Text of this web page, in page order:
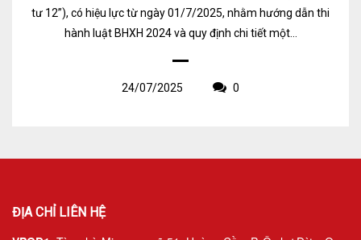
tư 12”), có hiệu lực từ ngày 01/7/2025, nhằm hướng dẫn thi
hành luật BHXH 2024 và quy định chi tiết một...
24/07/2025 0
ĐỊA CHỈ LIÊN HỆ